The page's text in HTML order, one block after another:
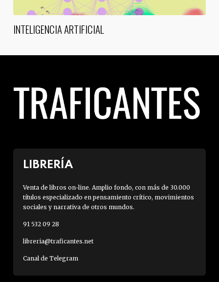
INTELIGENCIA ARTIFICIAL
LIBRERÍA
Venta de libros on-line. Amplio fondo, con más de 30.000
títulos especializado en pensamiento crítico, movimientos
sociales y narrativa de otros mundos.
91 532 09 28
libreria@traficantes.net
Canal de Telegram